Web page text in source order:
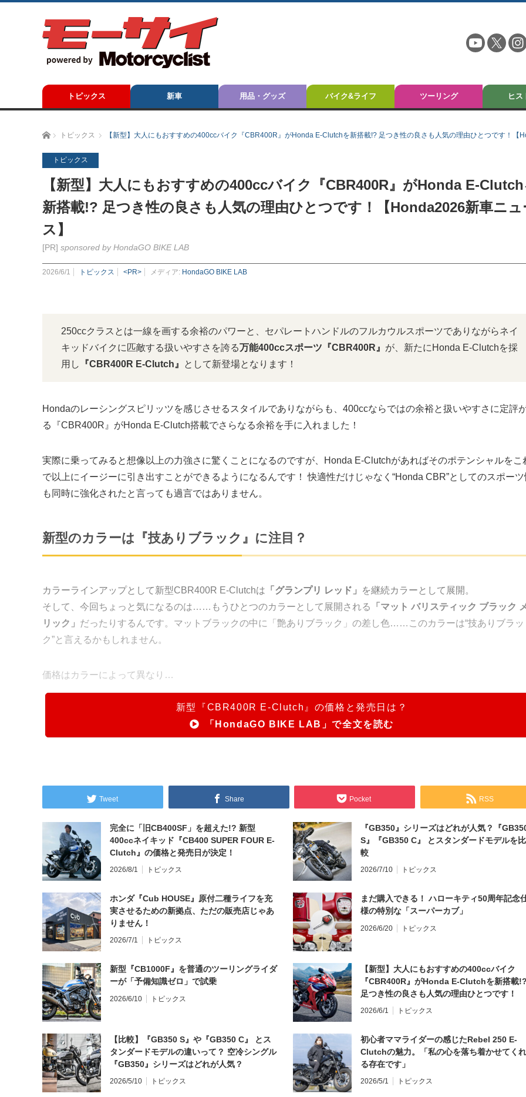
トピックス 新車 用品・グッズ バイク&ライフ ツーリング ヒス
ホームトピックス 【新型】大人にもおすすめの400ccバイク『CBR400R』がHonda E-Clutchを新搭載!? 足つき性の良さも人気の理由ひとつです！【
トピックス
【新型】大人にもおすすめの400ccバイク『CBR400R』がHonda E-
新搭載!? 足つき性の良さも人気の理由ひとつです！【Honda2026新車ニュ
ス】
[PR] sponsored by HondaGO BIKE LAB
2026/6/1 トピックス <PR> メディア: HondaGO BIKE LAB
250ccクラスとは一線を画する余裕のパワーと、セパレートハンドルのフルカウルスポーツでありながらネイ
キッドバイクに匹敵する扱いやすさを誇る万能400ccスポーツ『CBR400R』 が、新たにHonda E-Clutchを採
用し
『CBR400R E-Clutch』 として新登場となります！
Hondaのレーシングスピリッツを感じさせるスタイルでありながらも、400ccならではの余裕と扱いやすさに定評
る『CBR400R』がHonda E-Clutch搭載でさらなる余裕を手に入れました！
実際に乗ってみると想像以上の力強さに驚くことになるのですが、Honda E-Clutchがあればそのポテンシャルをこ
で以上にイージーに引き出すことができるようになるんです！ 快適性だけじゃなく“Honda CBR”としてのスポーツ
も同時に強化されたと言っても過言ではありません。
新型のカラーは『技ありブラック』に注目？
カラーラインアップとして新型CBR400R E-Clutchは 「グランプリ レッド」
を継続カラーとして展開。
そして、今回ちょっと気になるのは……もうひとつのカラーとして展開される
「マット バリスティック ブラック
リック」 だったりするんです。マットブラックの中に「艶ありブラック」の差し色……このカラーは“技ありブラッ
ク”と言えるかもしれません。
価格はカラーによって異なり…
新型『CBR400R E-Clutch』の価格と発売日は？
「HondaGO BIKE LAB」で全文を読む
Tweet Share Pocket RSS
完全に「旧CB400SF」を超えた!? 新型
400ccネイキッド『CB400 SUPER FOUR E-
Clutch』の価格と発売日が決定！
2026/8/1 トピックス
『GB350』シリーズはどれが人気？『
S』『GB350 C』 とスタンダードモデルを比
較
2026/7/10 トピックス
ホンダ『Cub HOUSE』原付二種ライフを充
実させるための新拠点、ただの販売店じゃあ
りません！
2026/7/1 トピックス
まだ購入できる！ ハローキティ50周年記念
様の特別な「スーパーカブ」
2026/6/20 トピックス
新型『CB1000F』を普通のツーリングライダ
ーが「予備知識ゼロ」で試乗
2026/6/10 トピックス
【新型】大人にもおすすめの400ccバイク
『CBR400R』がHonda E-Clutchを新搭載
足つき性の良さも人気の理由ひとつです！
2026/6/1 トピックス
【比較】『GB350 S』や『GB350 C』 とス
タンダードモデルの違いって？ 空冷シングル
『GB350』シリーズはどれが人気？
2026/5/10 トピックス
初心者ママライダーの感じたRebel 250 E-
Clutchの魅力。「私の心を落ち着かせてくれ
る存在です」
2026/5/1 トピックス